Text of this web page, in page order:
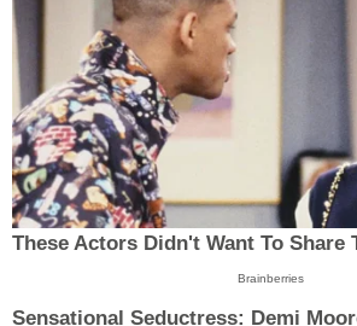
These Actors Didn't Want To Share
Brainberries
Sensational Seductress: Demi